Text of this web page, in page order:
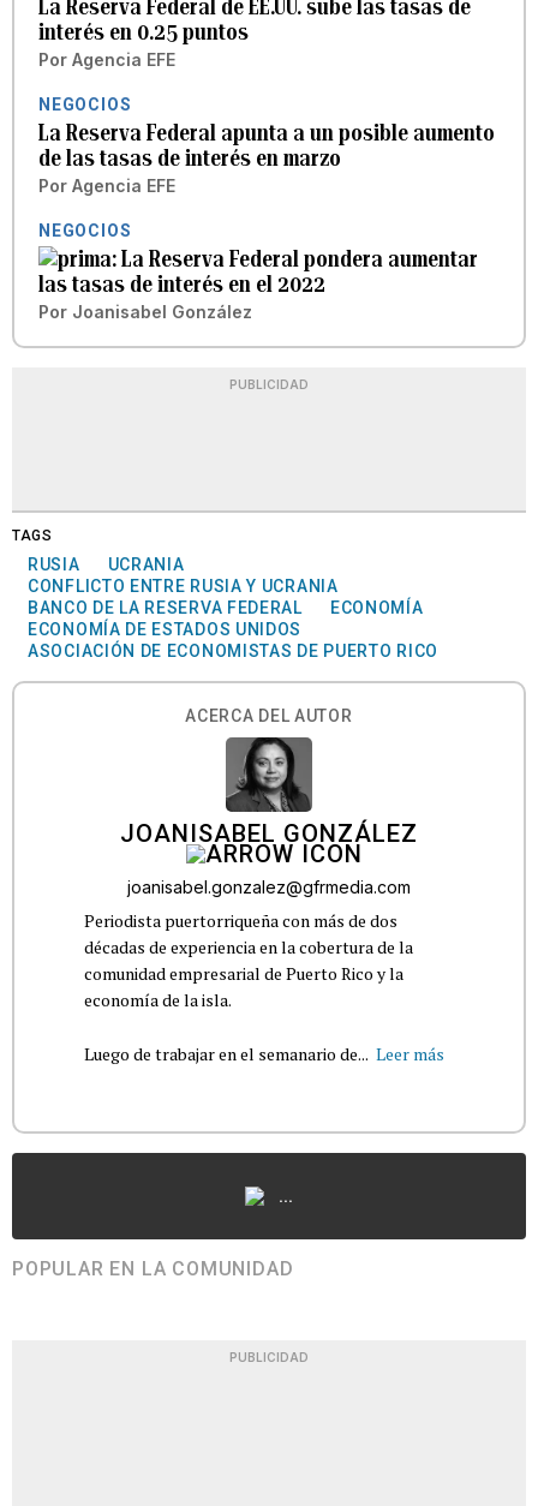
La Reserva Federal de EE.UU. sube las tasas de
interés en 0.25 puntos
Por Agencia EFE
NEGOCIOS
La Reserva Federal apunta a un posible aumento
de las tasas de interés en marzo
Por Agencia EFE
NEGOCIOS
La Reserva Federal pondera aumentar
las tasas de interés en el 2022
Por Joanisabel González
PUBLICIDAD
TAGS
RUSIA
UCRANIA
CONFLICTO ENTRE RUSIA Y UCRANIA
BANCO DE LA RESERVA FEDERAL
ECONOMÍA
ECONOMÍA DE ESTADOS UNIDOS
ASOCIACIÓN DE ECONOMISTAS DE PUERTO RICO
ACERCA DEL AUTOR
JOANISABEL GONZÁLEZ
joanisabel.gonzalez@gfrmedia.com
Periodista puertorriqueña con más de dos
décadas de experiencia en la cobertura de la
comunidad empresarial de Puerto Rico y la
economía de la isla.
Luego de trabajar en el semanario de... Leer más
...
POPULAR EN LA COMUNIDAD
PUBLICIDAD